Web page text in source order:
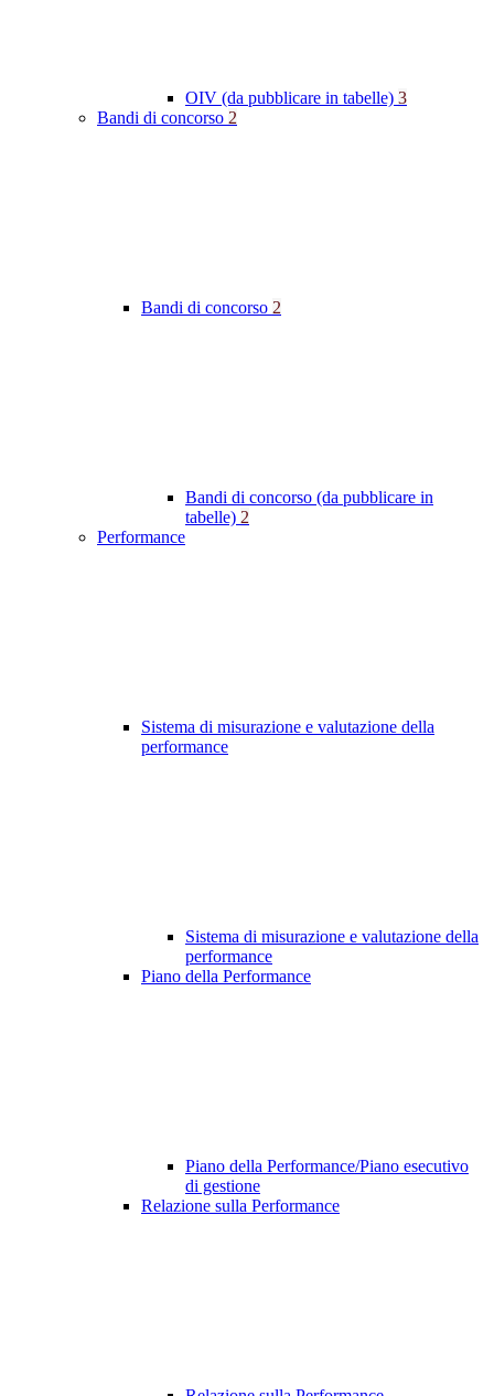
OIV (da pubblicare in tabelle) 3
Bandi di concorso 2
Bandi di concorso 2
Bandi di concorso (da pubblicare in
tabelle) 2
Performance
Sistema di misurazione e valutazione della
performance
Sistema di misurazione e valutazione della
performance
Piano della Performance
Piano della Performance/Piano esecutivo
di gestione
Relazione sulla Performance